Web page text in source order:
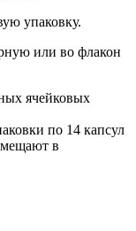
упаковку.
или во флакон
ячейковых
по 14 капсул
в